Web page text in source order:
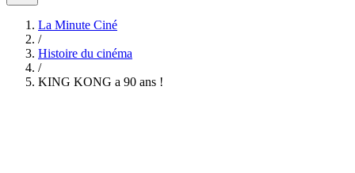
La Minute Ciné
/
Histoire du cinéma
/
KING KONG a 90 ans !